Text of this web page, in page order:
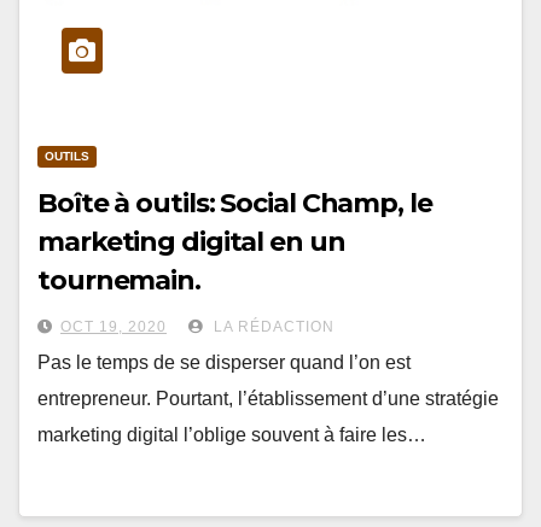
OUTILS
Boîte à outils: Social Champ, le
marketing digital en un
tournemain.
OCT 19, 2020 LA RÉDACTION
Pas le temps de se disperser quand l’on est
entrepreneur. Pourtant, l’établissement d’une stratégie
marketing digital l’oblige souvent à faire les…